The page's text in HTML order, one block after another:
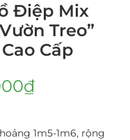
Điệp Mix
Treo”
Cấp
₫
1m5-1m6, rộng